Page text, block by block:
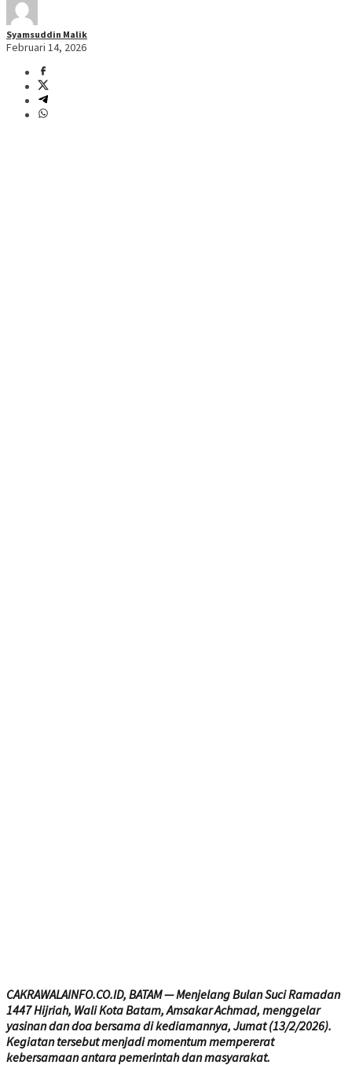
Syamsuddin Malik
Februari 14, 2026
CAKRAWALAINFO.CO.ID, BATAM — Menjelang Bulan Suci Ramadan
1447 Hijriah, Wali Kota Batam, Amsakar Achmad, menggelar
yasinan dan doa bersama di kediamannya, Jumat (13/2/2026).
Kegiatan tersebut menjadi momentum mempererat
kebersamaan antara pemerintah dan masyarakat.